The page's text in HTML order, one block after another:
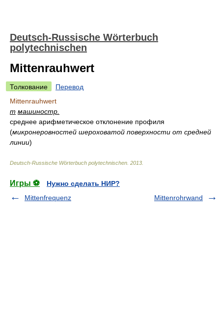
Deutsch-Russische Wörterbuch
polytechnischen
Mittenrauhwert
Толкование
Перевод
Mittenrauhwert
m машиностр.
среднее арифметическое отклонение профиля
(микронеровностей шероховатой поверхности от средней
линии)
Deutsch-Russische Wörterbuch polytechnischen 2013
Игры ⚽
Нужно сделать НИР?
Mittenfrequenz
Mittenrohrwand